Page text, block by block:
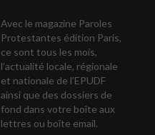
Avec le magazine Paroles
Protestantes édition Paris,
ce sont tous les mois,
l’actualité locale, régionale
et nationale de l’EPUDF
ainsi que des dossiers de
fond dans votre boîte aux
lettres ou boîte email.